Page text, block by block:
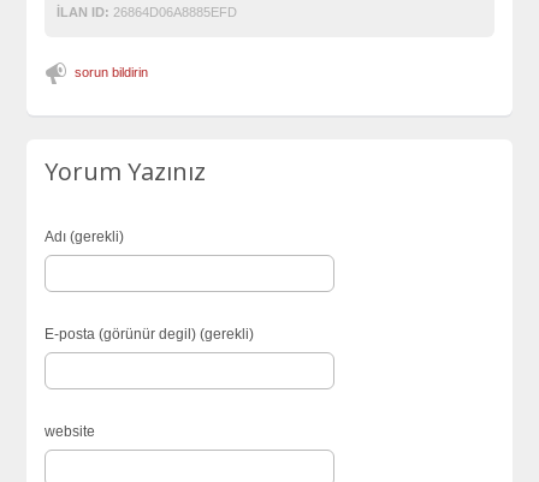
İLAN ID: 26864D06A8885EFD
sorun bildirin
Yorum Yazınız
Adı (gerekli)
E-posta (görünür degil) (gerekli)
website